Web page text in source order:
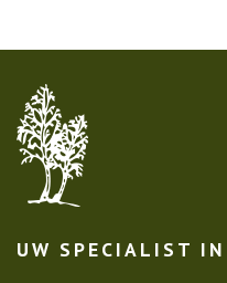
UW SPECIALIST IN